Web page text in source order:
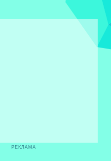
РЕКЛАМА